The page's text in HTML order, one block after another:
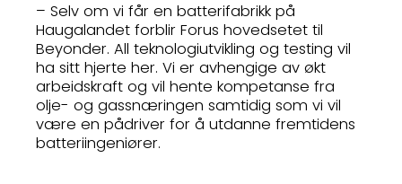
– Selv om vi får en batterifabrikk på
Haugalandet forblir Forus hovedsetet til
Beyonder. All teknologiutvikling og testing vil
ha sitt hjerte her. Vi er avhengige av økt
arbeidskraft og vil hente kompetanse fra
olje- og gassnæringen samtidig som vi vil
være en pådriver for å utdanne fremtidens
batteriingeniører.